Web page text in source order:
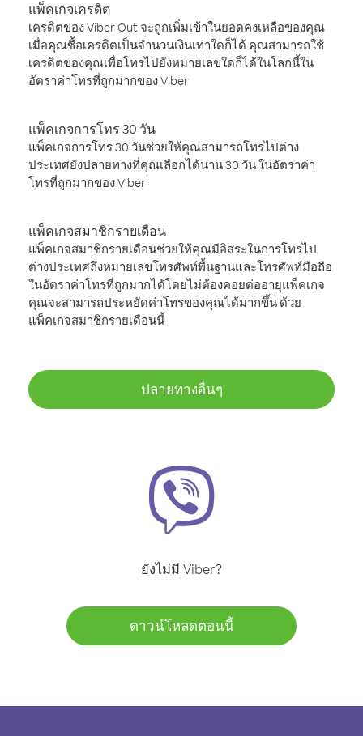
แพ็คเกจเครดิต
เครดิตของ Viber Out จะถูกเพิ่มเข้าในยอดคงเหลือของคุณ
เมื่อคุณซื้อเครดิตเป็นจำนวนเงินเท่าใดก็ได้ คุณสามารถใช้
เครดิตของคุณเพื่อโทรไปยังหมายเลขใดก็ได้ในโลกนี้ใน
อัตราค่าโทรที่ถูกมากของ Viber
แพ็คเกจการโทร 30 วัน
แพ็คเกจการโทร 30 วันช่วยให้คุณสามารถโทรไปต่าง
ประเทศยังปลายทางที่คุณเลือกได้นาน 30 วัน ในอัตราค่า
โทรที่ถูกมากของ Viber
แพ็คเกจสมาชิกรายเดือน
แพ็คเกจสมาชิกรายเดือนช่วยให้คุณมีอิสระในการโทรไป
ต่างประเทศถึงหมายเลขโทรศัพท์พื้นฐานและโทรศัพท์มือถือ
ในอัตราค่าโทรที่ถูกมากได้โดยไม่ต้องคอยต่ออายุแพ็คเกจ
คุณจะสามารถประหยัดค่าโทรของคุณได้มากขึ้น ด้วย
แพ็คเกจสมาชิกรายเดือนนี้
ปลายทางอื่นๆ
ยังไม่มี Viber?
ดาวน์โหลดตอนนี้